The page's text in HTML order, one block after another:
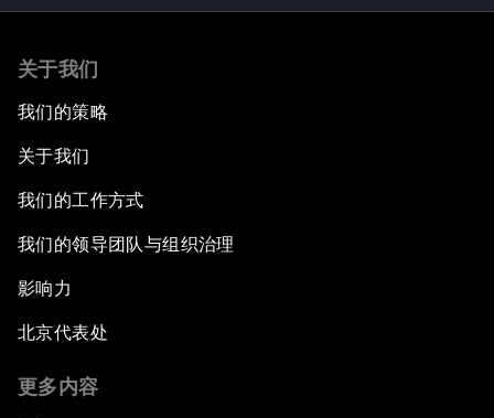
关于我们
我们的策略
关于我们
我们的工作方式
我们的领导团队与组织治理
影响力
北京代表处
更多内容